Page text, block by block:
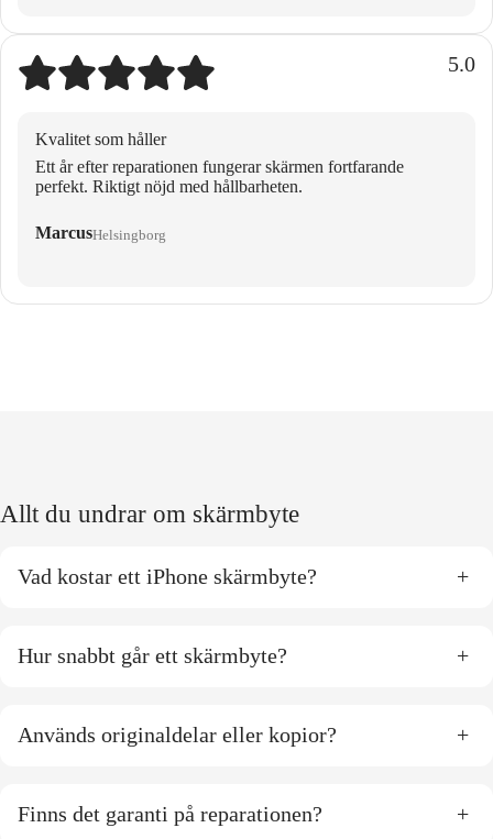
5.0
Kvalitet som håller
Ett år efter reparationen fungerar skärmen fortfarande
perfekt. Riktigt nöjd med hållbarheten.
MarcusHelsingborg
Allt du undrar om skärmbyte
Vad kostar ett iPhone skärmbyte? +
Hur snabbt går ett skärmbyte? +
Används originaldelar eller kopior? +
Finns det garanti på reparationen? +